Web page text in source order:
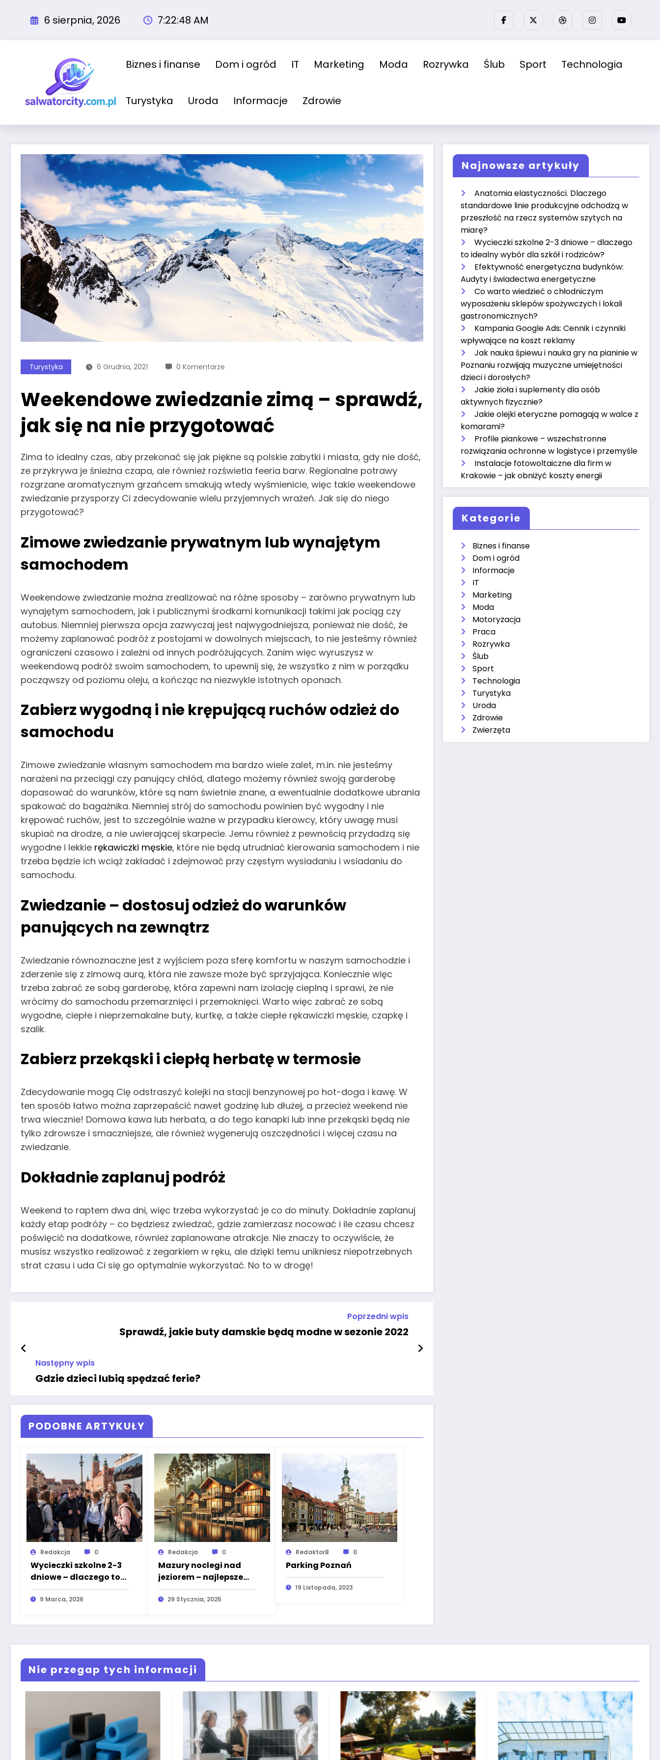
6 sierpnia, 2026 7:22:49 AM
Biznes i finanse Dom i ogród IT Marketing Moda Rozrywka Ślub Sport Technologia
Turystyka Uroda Informacje Zdrowie
Turystyka 6 Grudnia, 2021 0 Komentarze
Weekendowe zwiedzanie zimą – sprawdź,
jak się na nie przygotować
Zima to idealny czas, aby przekonać się jak piękne są polskie zabytki i miasta, gdy nie dość,
ze przykrywa je śnieżna czapa, ale również rozświetla feeria barw. Regionalne potrawy
rozgrzane aromatycznym grzańcem smakują wtedy wyśmienicie, więc takie weekendowe
zwiedzanie przysporzy Ci zdecydowanie wielu przyjemnych wrażeń. Jak się do niego
przygotować?
Zimowe zwiedzanie prywatnym lub wynajętym
samochodem
Weekendowe zwiedzanie można zrealizować na różne sposoby – zarówno prywatnym lub
wynajętym samochodem, jak i publicznymi środkami komunikacji takimi jak pociąg czy
autobus. Niemniej pierwsza opcja zazwyczaj jest najwygodniejsza, ponieważ nie dość, że
możemy zaplanować podróż z postojami w dowolnych miejscach, to nie jesteśmy również
ograniczeni czasowo i zależni od innych podróżujących. Zanim więc wyruszysz w
weekendową podróż swoim samochodem, to upewnij się, że wszystko z nim w porządku
począwszy od poziomu oleju, a kończąc na niezwykle istotnych oponach.
Zabierz wygodną i nie krępującą ruchów odzież do
samochodu
Zimowe zwiedzanie własnym samochodem ma bardzo wiele zalet, m.in. nie jesteśmy
narażeni na przeciągi czy panujący chłód, dlatego możemy również swoją garderobę
dopasować do warunków, które są nam świetnie znane, a ewentualnie dodatkowe ubrania
spakować do bagażnika. Niemniej strój do samochodu powinien być wygodny i nie
krępować ruchów, jest to szczególnie ważne w przypadku kierowcy, który uwagę musi
skupiać na drodze, a nie uwierającej skarpecie. Jemu również z pewnością przydadzą się
wygodne i lekkie rękawiczki męskie, które nie będą utrudniać kierowania samochodem i nie
trzeba będzie ich wciąż zakładać i zdejmować przy częstym wysiadaniu i wsiadaniu do
samochodu.
Zwiedzanie – dostosuj odzież do warunków
panujących na zewnątrz
Zwiedzanie równoznaczne jest z wyjściem poza sferę komfortu w naszym samochodzie i
zderzenie się z zimową aurą, która nie zawsze może być sprzyjająca. Koniecznie więc
trzeba zabrać ze sobą garderobę, która zapewni nam izolację cieplną i sprawi, że nie
wrócimy do samochodu przemarznięci i przemoknięci. Warto więc zabrać ze sobą
wygodne, ciepłe i nieprzemakalne buty, kurtkę, a także ciepłe rękawiczki męskie, czapkę i
szalik.
Zabierz przekąski i ciepłą herbatę w termosie
Zdecydowanie mogą Cię odstraszyć kolejki na stacji benzynowej po hot-doga i kawę. W
ten sposób łatwo można zaprzepaścić nawet godzinę lub dłużej, a przecież weekend nie
trwa wiecznie! Domowa kawa lub herbata, a do tego kanapki lub inne przekąski będą nie
tylko zdrowsze i smaczniejsze, ale również wygenerują oszczędności i więcej czasu na
zwiedzanie.
Dokładnie zaplanuj podróż
Weekend to raptem dwa dni, więc trzeba wykorzystać je co do minuty. Dokładnie zaplanuj
każdy etap podróży – co będziesz zwiedzać, gdzie zamierzasz nocować i ile czasu chcesz
poświęcić na dodatkowe, również zaplanowane atrakcje. Nie znaczy to oczywiście, że
musisz wszystko realizować z zegarkiem w ręku, ale dzięki temu unikniesz niepotrzebnych
strat czasu i uda Ci się go optymalnie wykorzystać. No to w drogę!
Poprzedni wpis
Sprawdź, jakie buty damskie będą modne w sezonie 2022
Następny wpis
Gdzie dzieci lubią spędzać ferie?
PODOBNE ARTYKUŁY
Redakcja 0
Wycieczki szkolne 2-3
dniowe – dlaczego to
idealny wybór dla szkół
i rodziców?
9 Marca, 2026
Redakcja 0
Mazury noclegi nad
jeziorem – najlepsze
miejsce na
wypoczynek
29 Stycznia, 2025
RedaktorB 0
Parking Poznań
19 Listopada, 2023
Najnowsze artykuły
Anatomia elastyczności. Dlaczego
standardowe linie produkcyjne odchodzą w
przeszłość na rzecz systemów szytych na
miarę?
Wycieczki szkolne 2-3 dniowe – dlaczego
to idealny wybór dla szkół i rodziców?
Efektywność energetyczna budynków:
Audyty i świadectwa energetyczne
Co warto wiedzieć o chłodniczym
wyposażeniu sklepów spożywczych i lokali
gastronomicznych?
Kampania Google Ads: Cennik i czynniki
wpływające na koszt reklamy
Jak nauka śpiewu i nauka gry na pianinie w
Poznaniu rozwijają muzyczne umiejętności
dzieci i dorosłych?
Jakie zioła i suplementy dla osób
aktywnych fizycznie?
Jakie olejki eteryczne pomagają w walce z
komarami?
Profile piankowe – wszechstronne
rozwiązania ochronne w logistyce i przemyśle
Instalacje fotowoltaiczne dla firm w
Krakowie – jak obniżyć koszty energii
Kategorie
Biznes i finanse
Dom i ogród
Informacje
IT
Marketing
Moda
Motoryzacja
Praca
Rozrywka
Ślub
Sport
Technologia
Turystyka
Uroda
Zdrowie
Zwierzęta
Nie przegap tych informacji